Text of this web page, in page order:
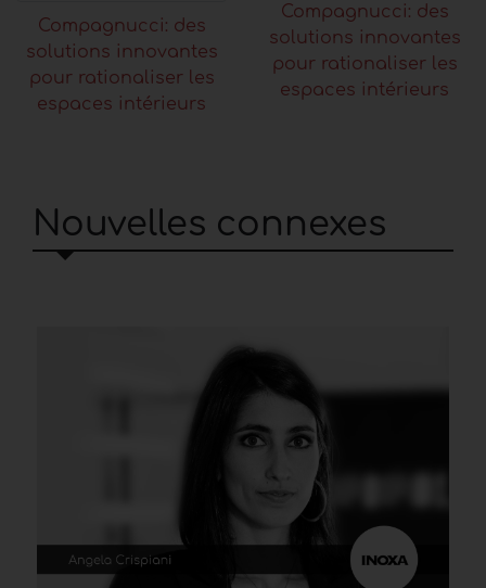
Compagnucci: des
solutions innovantes
pour rationaliser les
espaces intérieurs
Compagnucci: des
solutions innovantes
pour rationaliser les
espaces intérieurs
Nouvelles connexes